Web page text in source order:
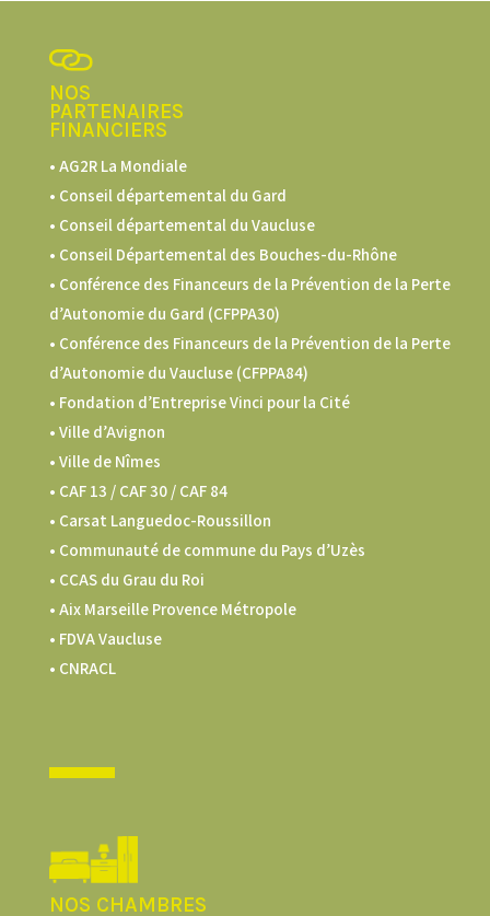
NOS
PARTENAIRES
FINANCIERS
• AG2R La Mondiale
• Conseil départemental du Gard
• Conseil départemental du Vaucluse
• Conseil Départemental des Bouches-du-Rhône
• Conférence des Financeurs de la Prévention de la Perte
d’Autonomie du Gard (CFPPA30)
• Conférence des Financeurs de la Prévention de la Perte
d’Autonomie du Vaucluse (CFPPA84)
• Fondation d’Entreprise Vinci pour la Cité
• Ville d’Avignon
• Ville de Nîmes
• CAF 13 / CAF 30 / CAF 84
• Carsat Languedoc-Roussillon
• Communauté de commune du Pays d’Uzès
• CCAS du Grau du Roi
• Aix Marseille Provence Métropole
• FDVA Vaucluse
• CNRACL
NOS CHAMBRES